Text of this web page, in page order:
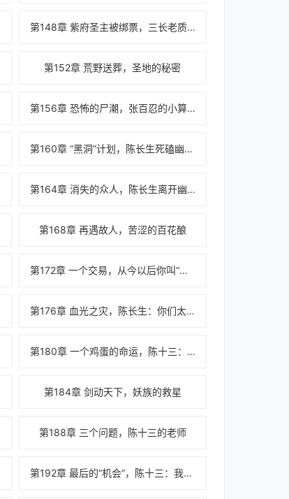
第148章 紫府圣主被绑票，三长老质问陈长生
第152章 荒野送葬，圣地的秘密
第156章 恐怖的尸潮，张百忍的小算计
第160章 “黑洞”计划，陈长生死磕幽冥森林
第164章 消失的众人，陈长生离开幽冥森林
第168章 再遇故人，苦涩的百花酿
第172章 一个交易，从今以后你叫“陈十三”
第176章 血光之灾，陈长生：你们太让我失望了
第180章 一个鸡蛋的命运，陈十三：先生会怎么选择？
第184章 剑动天下，妖族的救星
第188章 三个问题，陈十三的老师
第192章 最后的“机会”，陈十三：我想吃点包子